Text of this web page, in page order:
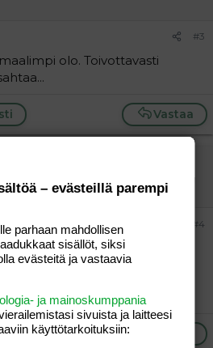
#3
olo. Toivottavasti
Vastaa
#4
tehdä aamulla ja pitääkö
ostaa niitä itsekin, mutta se
sen saisi tehdä aamulla eikä
varata aikaa.
– evästeillä parempi
parhaan mahdollisen
sisällöt, siksi
evästeitä ja vastaavia
ja mainoskumppania
sivuista ja laitteesi
käyttötarkoituksiin: